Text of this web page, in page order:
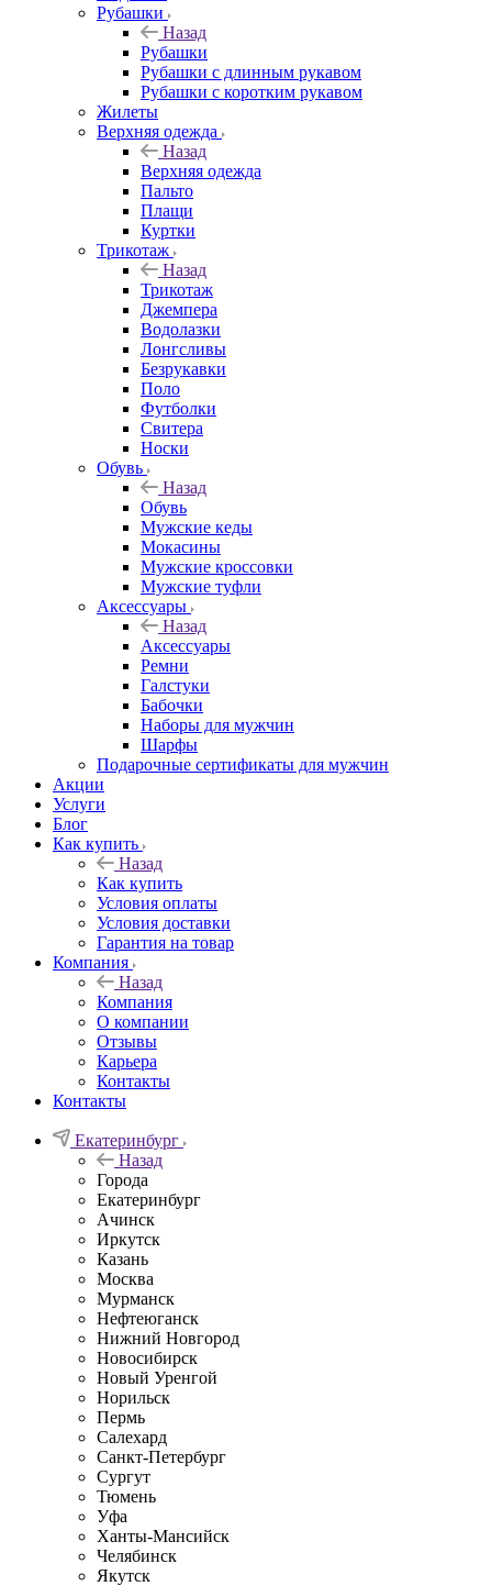
Рубашки
Назад
Рубашки
Рубашки с длинным рукавом
Рубашки с коротким рукавом
Жилеты
Верхняя одежда
Назад
Верхняя одежда
Пальто
Плащи
Куртки
Трикотаж
Назад
Трикотаж
Джемпера
Водолазки
Лонгсливы
Безрукавки
Поло
Футболки
Свитера
Носки
Обувь
Назад
Обувь
Мужские кеды
Мокасины
Мужские кроссовки
Мужские туфли
Аксессуары
Назад
Аксессуары
Ремни
Галстуки
Бабочки
Наборы для мужчин
Шарфы
Подарочные сертификаты для мужчин
Акции
Услуги
Блог
Как купить
Назад
Как купить
Условия оплаты
Условия доставки
Гарантия на товар
Компания
Назад
Компания
О компании
Отзывы
Карьера
Контакты
Контакты
Екатеринбург
Назад
Города
Екатеринбург
Ачинск
Иркутск
Казань
Москва
Мурманск
Нефтеюганск
Нижний Новгород
Новосибирск
Новый Уренгой
Норильск
Пермь
Салехард
Санкт-Петербург
Сургут
Тюмень
Уфа
Ханты-Мансийск
Челябинск
Якутск